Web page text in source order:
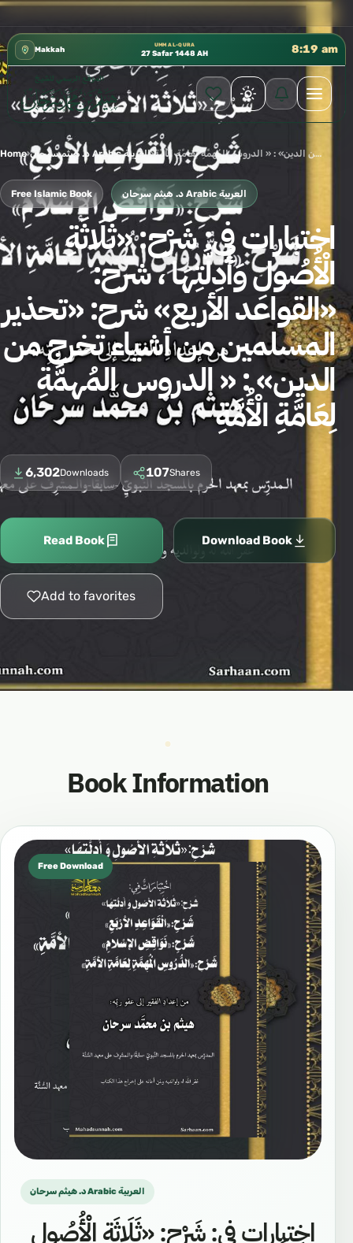
Makkah
UMM AL-QURA
27 Safar 1448 AH 8:19 am
Home› د. هيثم سرحان Arabic العربية› اختبارات فِي: شَرْح: «ثَلَاثَةِ الْأُصُولِ وَأَدِلَّتِهَا ، شرح: «القواعد الأربع» شرح: «تحذير المسلمين من أشياء تخرج من الدين» : « الدروس المُهمَّةِ لِعَامَّةِ الْأُمَّةِ
Free Islamic Book د. هيثم سرحان Arabic العربية
اختبارات فِي: شَرْح: «ثَلَاثَةِ
الْأُصُولِ وَأَدِلَّتِهَا ، شرح:
«القواعد الأربع» شرح: «تحذير
المسلمين من أشياء تخرج من
الدين» : « الدروس المُهمَّةِ
لِعَامَّةِ الْأُمَّةِ
6,302Downloads 107Shares
Read Book Download Book
Add to favorites
Book Information
Free Download
د. هيثم سرحان Arabic العربية
اختبارات فِي: شَرْح: «ثَلَاثَةِ الْأُصُولِ